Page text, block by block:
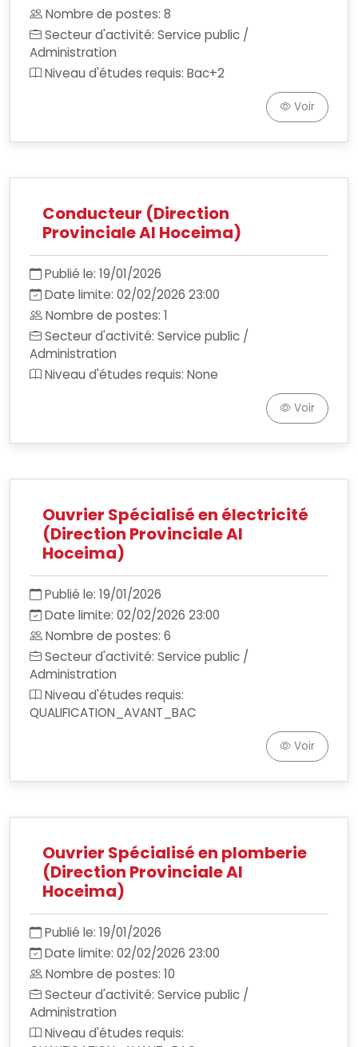
Nombre de postes: 8
Secteur d'activité: Service public /
Administration
Niveau d'études requis: Bac+2
Voir
Conducteur (Direction
Provinciale Al Hoceima)
Publié le: 19/01/2026
Date limite: 02/02/2026 23:00
Nombre de postes: 1
Secteur d'activité: Service public /
Administration
Niveau d'études requis: None
Voir
Ouvrier Spécialisé en électricité
(Direction Provinciale Al
Hoceima)
Publié le: 19/01/2026
Date limite: 02/02/2026 23:00
Nombre de postes: 6
Secteur d'activité: Service public /
Administration
Niveau d'études requis:
QUALIFICATION_AVANT_BAC
Voir
Ouvrier Spécialisé en plomberie
(Direction Provinciale Al
Hoceima)
Publié le: 19/01/2026
Date limite: 02/02/2026 23:00
Nombre de postes: 10
Secteur d'activité: Service public /
Administration
Niveau d'études requis: